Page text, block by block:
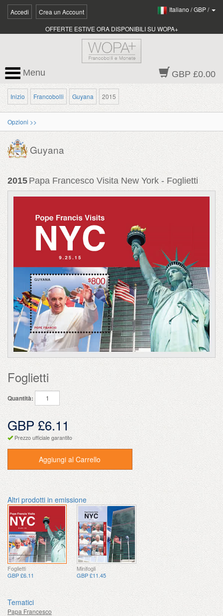
Accedi Crea un Account Italiano /GBP/
OFFERTE ESTIVE ORA DISPONIBILI SU WOPA+
GBP £0.00
Menu
Inizio Francobolli Guyana 2015
Opzioni >>
Guyana
2015 Papa Francesco Visita New York - Foglietti
Foglietti
Quantità:
GBP £6.11
Prezzo ufficiale garantito
Aggiungi al Carrello
Altri prodotti in emissione
Foglietti
GBP £6.11
Minifogli
GBP £11.45
Tematici
Papa Francesco